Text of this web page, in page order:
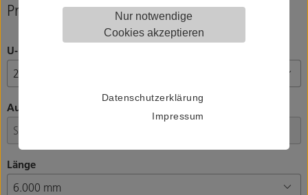
Nur notwendige
Cookies akzeptieren
Datenschutzerklärung
Impressum
Produkt konfigurieren
U-Profilgröße
Ausführung
Länge